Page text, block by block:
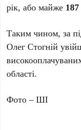
рік, або майже
Таким чином, за
Олег Стогній
області.
Фото – ШІ